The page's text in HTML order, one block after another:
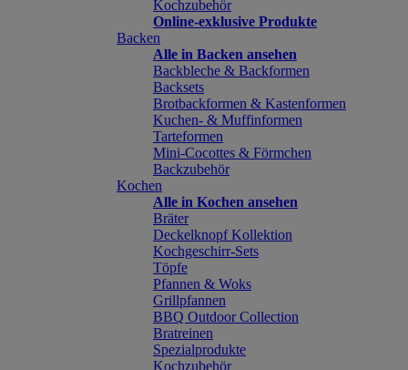
Kochzubehör
Online-exklusive Produkte
Backen
Alle in Backen ansehen
Backbleche & Backformen
Backsets
Brotbackformen & Kastenformen
Kuchen- & Muffinformen
Tarteformen
Mini-Cocottes & Förmchen
Backzubehör
Kochen
Alle in Kochen ansehen
Bräter
Deckelknopf Kollektion
Kochgeschirr-Sets
Töpfe
Pfannen & Woks
Grillpfannen
BBQ Outdoor Collection
Bratreinen
Spezialprodukte
Kochzubehör